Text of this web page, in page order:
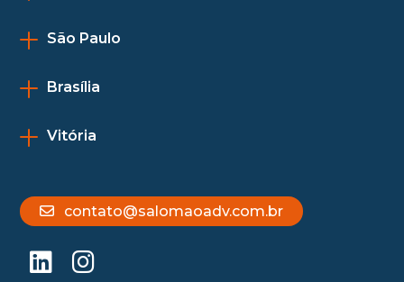
São Paulo
Brasília
Vitória
contato@salomaoadv.com.br